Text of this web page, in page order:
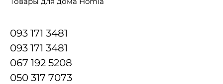
093 171 3481
093 171 3481
067 192 5208
050 317 7073